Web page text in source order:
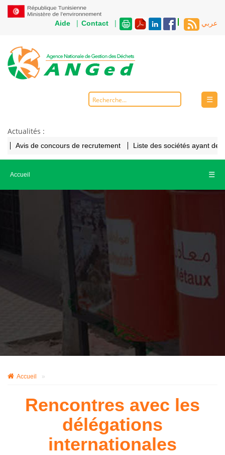
Aide | Contact | عربي
☰
Actualités :
Avis de concours de recrutement Liste des sociétés ayant
Accueil ☰
Accueil »
Rencontres avec les
délégations
internationales